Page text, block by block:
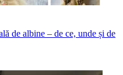
de albine – de ce, unde și de